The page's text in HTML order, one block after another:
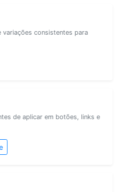
variações consistentes para
de aplicar em botões, links e